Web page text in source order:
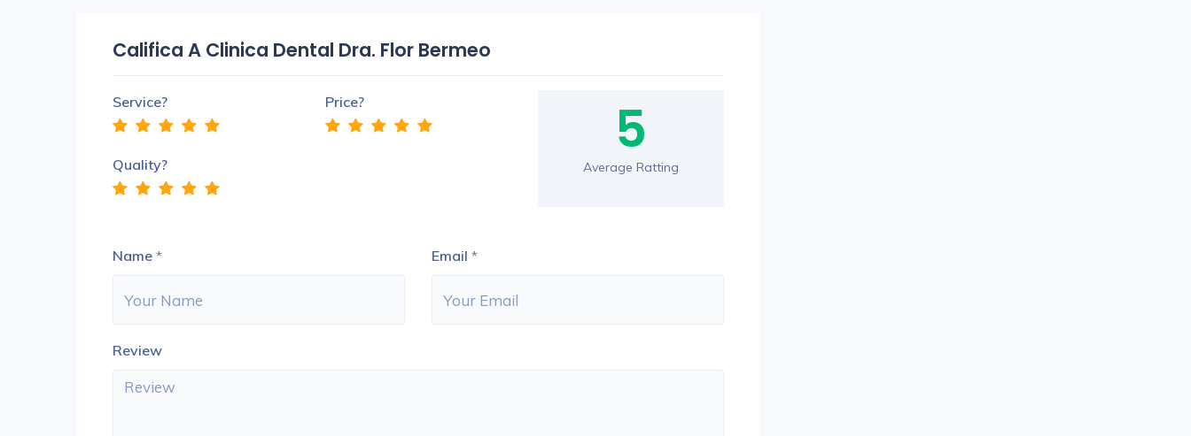
Califica A Clinica Dental Dra. Flor Bermeo
Service? Price?
Quality? 5
Average Ratting
Name * Email *
Review